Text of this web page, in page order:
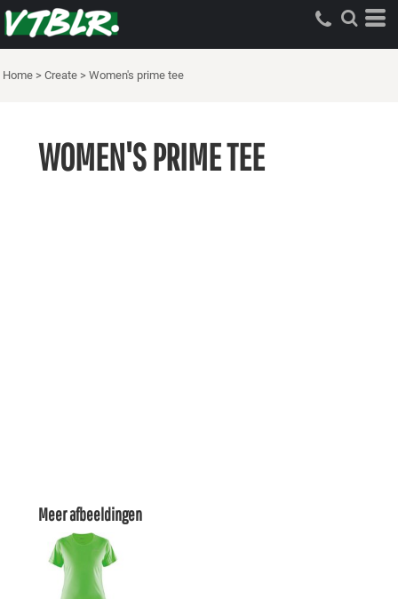
Home > Create > Women's prime tee
WOMEN'S PRIME TEE
Meer afbeeldingen